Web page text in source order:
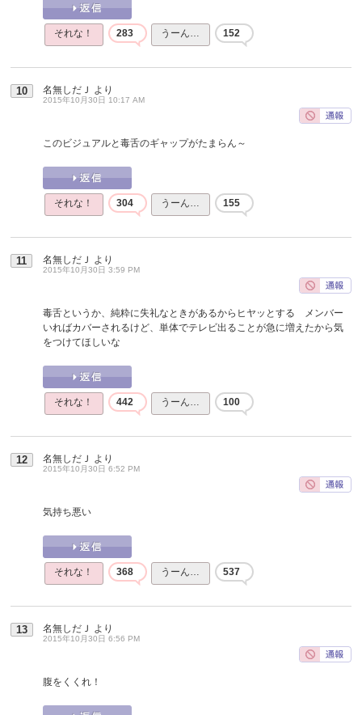
それな！ 283 うーん… 152
10 名無しだＪ より
2015年10月30日 10:17 AM
このビジュアルと毒舌のギャップがたまらん～
それな！ 304 うーん… 155
11 名無しだＪ より
2015年10月30日 3:59 PM
毒舌というか、純粋に失礼なときがあるからヒヤッとする メンバー
いればカバーされるけど、単体でテレビ出ることが急に増えたから気
をつけてほしいな
それな！ 442 うーん… 100
12 名無しだＪ より
2015年10月30日 6:52 PM
気持ち悪い
それな！ 368 うーん… 537
13 名無しだＪ より
2015年10月30日 6:56 PM
腹をくくれ！